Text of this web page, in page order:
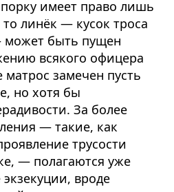
имеет право лишь
линёк — кусок троса
может быть пущен
всякого офицера
матрос замечен пусть
но хотя бы
За более
— такие, как
трусости
— полагаются уже
вроде